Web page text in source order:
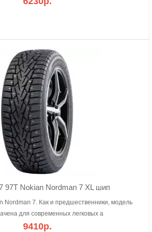
97T Nokian Nordman 7 XL шип
Nordman 7. Как и предшественники, модель
для современных легковых а
9410р.